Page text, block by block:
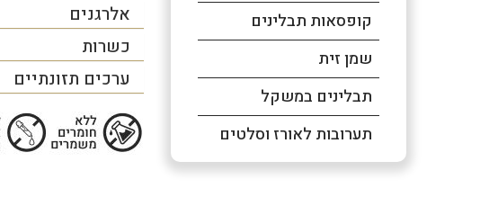
אלרגנים
כשרות
ערכים תזונתיים
קופסאות תבלינים
שמן זית
תבלינים במשקל
תערובות לאורז וסלטים